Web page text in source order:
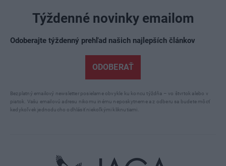
Týždenné novinky emailom
Odoberajte týždenný prehľad našich najlepších článkov
ODOBERAŤ
Bezplatný emailový newsletter posielame obvykle ku koncu týždňa – vo štvrtok alebo v
piatok. Vašu emailovú adresu nikomu inému neposkytneme a z odberu sa budete môcť
kedykoľvek jednoducho odhlásiť niekoľkými kliknutiami.